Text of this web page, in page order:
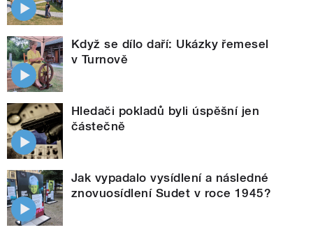
Když se dílo daří: Ukázky řemesel
v Turnově
Hledači pokladů byli úspěšní jen
částečně
Jak vypadalo vysídlení a následné
znovuosídlení Sudet v roce 1945?